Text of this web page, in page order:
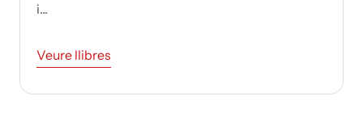
i...
Veure llibres